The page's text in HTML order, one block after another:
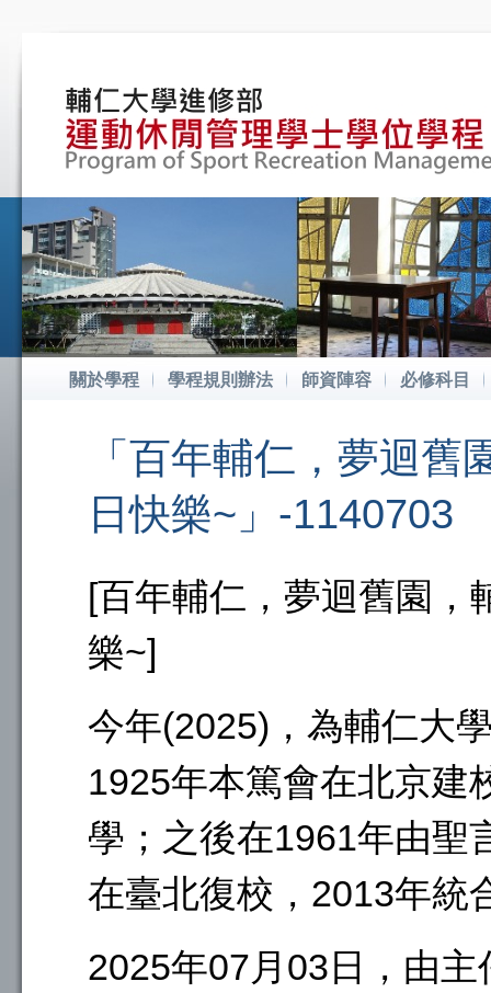
關於學程 學程規則辦法 師資陣容 必修科目
「百年輔仁，夢迴
日快樂~」-1140703
[百年輔仁，夢迴舊園，
樂~]
今年(2025)，為輔仁大
1925年本篤會在北京建
學；之後在1961年由聖
在臺北復校，2013年統
2025年07月03日，由